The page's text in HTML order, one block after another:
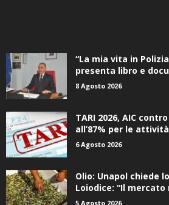
“La mia vita in
presenta libro e
8 Agosto 2026
TARI 2026, AIC
all’87% per le
6 Agosto 2026
Olio: Unapol chiede
Loiodice: “Il mercato
5 Agosto 2026